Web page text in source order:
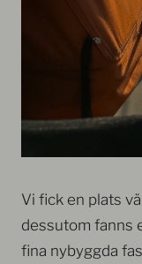
Vi fick en plats
dessutom fanns
fina nybyggda